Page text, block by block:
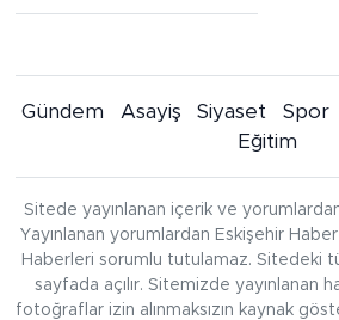
Gündem Asayiş Siyaset Spor
Eğitim
Sitede yayınlanan içerik ve
Yayınlanan yorumlardan Eskişehir
Haberleri sorumlu tutulamaz. Sitedeki
sayfada açılır. Sitemizde yayınlanan
fotoğraflar izin alınmaksızın kaynak